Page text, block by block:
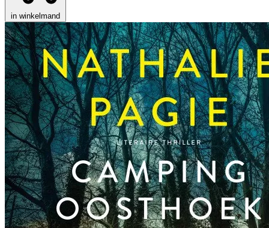
in winkelmand